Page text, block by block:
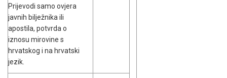
Prijevodi samo ovjera
javnih bilježnika ili
apostila, potvrda o
iznosu mirovine s
hrvatskog i na hrvatski
jezik.